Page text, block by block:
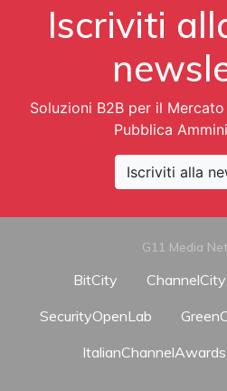
Iscriviti
Soluzioni B2B per il
Pubblica
Iscriviti alla
G11 Media
BitCity ChannelCity
SecurityOpenLab
ItalianChannelAwards